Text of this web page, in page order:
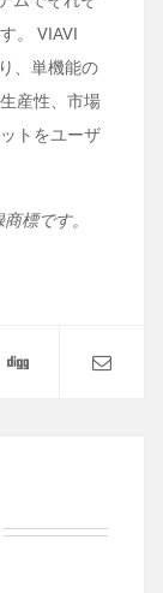
。 VIAVI
、単機能の
産性、市場
トをユーザ
標です。